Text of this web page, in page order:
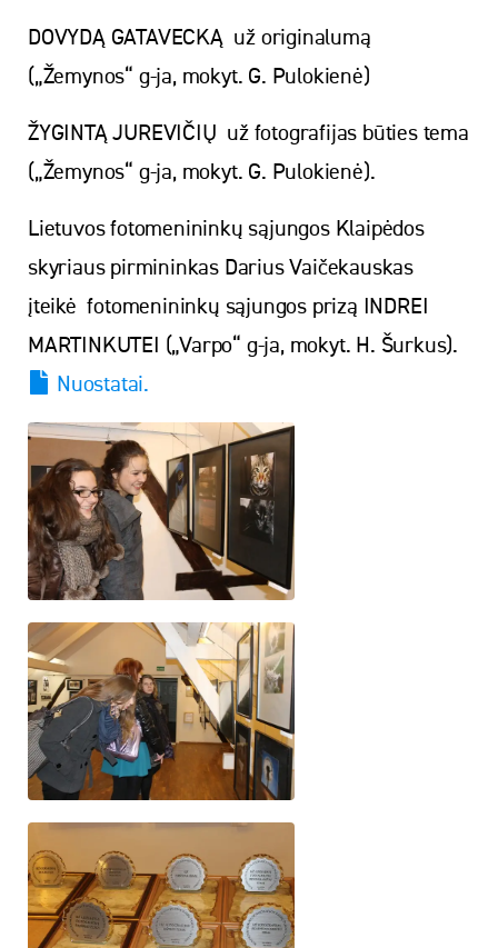
DOVYDĄ GATAVECKĄ už originalumą
(„Žemynos“ g-ja, mokyt. G. Pulokienė)
ŽYGINTĄ JUREVIČIŲ už fotografijas būties tema
(„Žemynos“ g-ja, mokyt. G. Pulokienė).
Lietuvos fotomenininkų sąjungos Klaipėdos
skyriaus pirmininkas Darius Vaičekauskas
įteikė fotomenininkų sąjungos prizą INDREI
MARTINKUTEI („Varpo“ g-ja, mokyt. H. Šurkus).
Nuostatai.